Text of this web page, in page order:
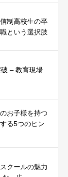
制高校生の卒
という選択肢
– 教育現場
お子様を持つ
る5つのヒン
クールの魅力